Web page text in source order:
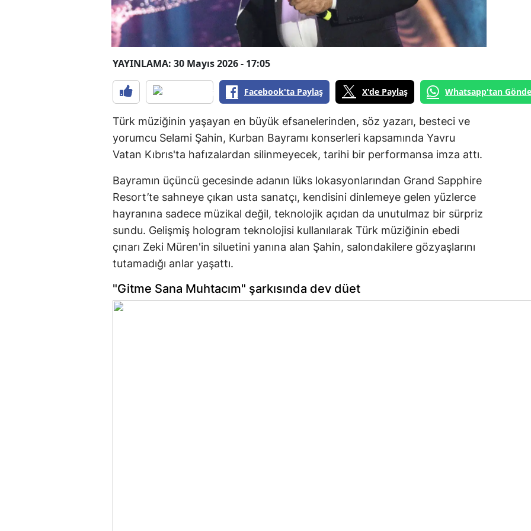
YAYINLAMA: 30 Mayıs 2026 - 17:05
Facebook'ta Paylaş X'de Paylaş Whatsapp'tan
Türk müziğinin yaşayan en büyük efsanelerinden, söz yazarı, besteci ve
yorumcu Selami Şahin, Kurban Bayramı konserleri kapsamında Yavru
Vatan Kıbrıs'ta hafızalardan silinmeyecek, tarihi bir performansa imza attı.
Bayramın üçüncü gecesinde adanın lüks lokasyonlarından Grand Sapphire
Resort’te sahneye çıkan usta sanatçı, kendisini dinlemeye gelen yüzlerce
hayranına sadece müzikal değil, teknolojik açıdan da unutulmaz bir sürpriz
sundu. Gelişmiş hologram teknolojisi kullanılarak Türk müziğinin ebedi
çınarı Zeki Müren'in siluetini yanına alan Şahin, salondakilere gözyaşlarını
tutamadığı anlar yaşattı.
"Gitme Sana Muhtacım" şarkısında dev düet